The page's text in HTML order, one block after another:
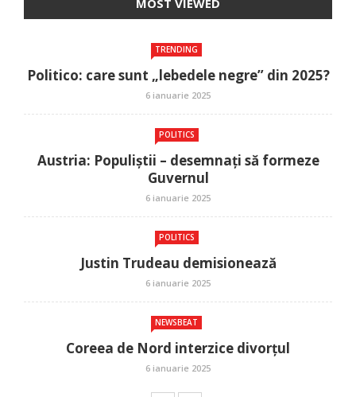
MOST VIEWED
TRENDING
Politico: care sunt „lebedele negre” din 2025?
6 ianuarie 2025
POLITICS
Austria: Populiștii – desemnați să formeze
Guvernul
6 ianuarie 2025
POLITICS
Justin Trudeau demisionează
6 ianuarie 2025
NEWSBEAT
Coreea de Nord interzice divorțul
6 ianuarie 2025